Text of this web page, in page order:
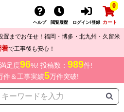
ヘルプ 閲覧履歴 ログイン/登録
0
カート
置までお任せ！福岡・博多・北九州・久留米
着で工事後も安心！
足度96%! 投稿数： 989件!
件＆工事実績5万件突破!